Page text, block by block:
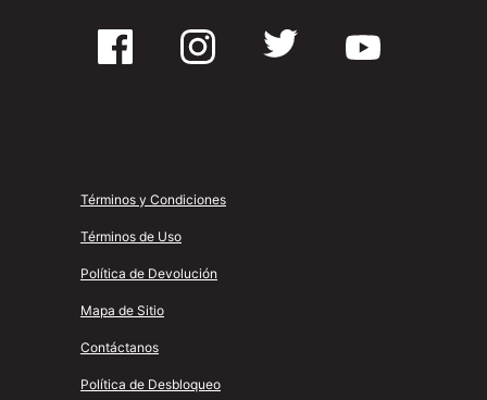
Términos y Condiciones
Términos de Uso
Política de Devolución
Mapa de Sitio
Contáctanos
Política de Desbloqueo